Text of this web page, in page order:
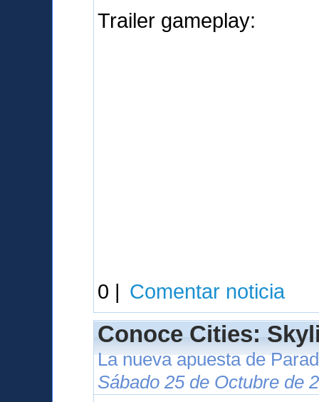
Trailer gameplay:
0 | Comentar noticia
Conoce Cities:
La nueva apuesta de
Sábado 25 de Octubre de